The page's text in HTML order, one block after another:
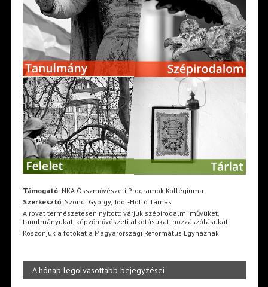
Támogató:NKA Összművészeti Programok Kollégiuma
Szerkesztő:Szondi György, Toót-Holló Tamás
A rovat természetesen nyitott: várjuk szépirodalmi művüket,
tanulmányukat, képzőművészeti alkotásukat, hozzászólásukat.
Köszönjük a fotókat a Magyarországi Református Egyháznak
A hónap legolvasottabb bejegyzései